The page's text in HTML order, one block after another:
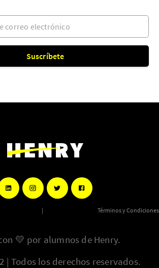
electrónico
Suscríbete
| Términos y Condiciones
💛 por alumnos de Henry.
| Todos los derechos reservados.